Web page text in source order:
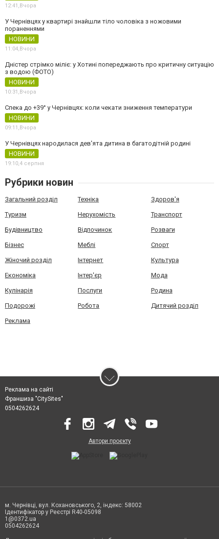
12:41,Вчора
У Чернівцях у квартирі знайшли тіло чоловіка з ножовими
пораненнями
НОВИНИ
11:04,Вчора
Дністер стрімко міліє: у Хотині попереджають про критичну ситуацію
з водою (ФОТО)
НОВИНИ
10:31,Вчора
Спека до +39° у Чернівцях: коли чекати зниження температури
НОВИНИ
09:11,Вчора
У Чернівцях народилася дев'ята дитина в багатодітній родині
НОВИНИ
19:10,4 серпня
Рубрики новин
Загальний розділ Техніка Здоров'я
Туризм Нерухомість Транспорт
Будівництво Відпочинок Розваги
Бізнес Меблі Спорт
Жіночий розділ Інтернет Культура
Економіка Інтер'єр Мода
Кулінарія Послуги Родина
Подорожі Робота Дитячий розділ
Реклама
Реклама на сайті
Франшиза "CitySites"
0504262624
Автори проєкту
м. Чернівці, вул. Кохановського, 2, індекс: 58002
Ідентифікатор у Реєстрі R40-05098
1@0372.ua
0504262624